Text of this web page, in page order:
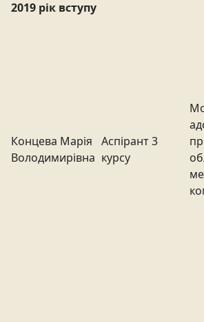
2019 рік вступу
Концева Марія
Володимирівна
Аспірант 3
курсу